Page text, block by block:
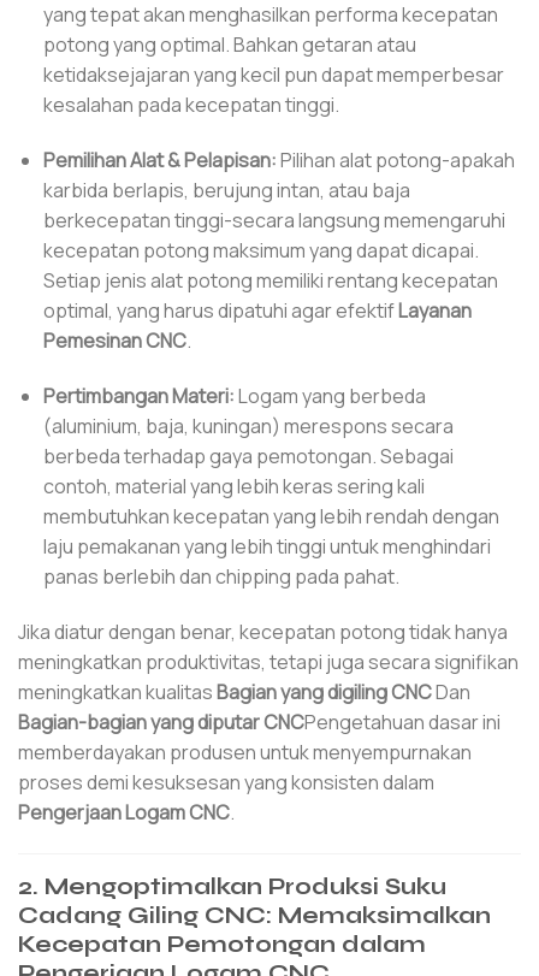
yang tepat akan menghasilkan performa kecepatan
potong yang optimal. Bahkan getaran atau
ketidaksejajaran yang kecil pun dapat memperbesar
kesalahan pada kecepatan tinggi.
Pemilihan Alat & Pelapisan:Pilihan alat potong-apakah
karbida berlapis, berujung intan, atau baja
berkecepatan tinggi-secara langsung memengaruhi
kecepatan potong maksimum yang dapat dicapai.
Setiap jenis alat potong memiliki rentang kecepatan
optimal, yang harus dipatuhi agar efektifLayanan
Pemesinan CNC.
Pertimbangan Materi:Logam yang berbeda
(aluminium, baja, kuningan) merespons secara
berbeda terhadap gaya pemotongan. Sebagai
contoh, material yang lebih keras sering kali
membutuhkan kecepatan yang lebih rendah dengan
laju pemakanan yang lebih tinggi untuk menghindari
panas berlebih dan chipping pada pahat.
Jika diatur dengan benar, kecepatan potong tidak hanya
meningkatkan produktivitas, tetapi juga secara signifikan
meningkatkan kualitasBagian yang digiling CNCDan
Bagian-bagian yang diputar CNCPengetahuan dasar ini
memberdayakan produsen untuk menyempurnakan
proses demi kesuksesan yang konsisten dalam
Pengerjaan Logam CNC.
2. Mengoptimalkan Produksi Suku
Cadang Giling CNC: Memaksimalkan
Kecepatan Pemotongan dalam